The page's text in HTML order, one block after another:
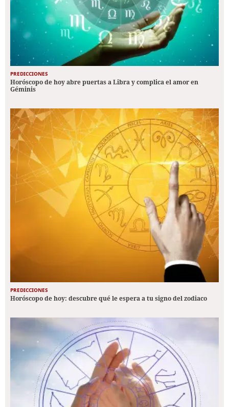
PREDICCIONES
Horóscopo de hoy abre puertas a Libra y complica el amor en
Géminis
PREDICCIONES
Horóscopo de hoy: descubre qué le espera a tu signo del zodiaco